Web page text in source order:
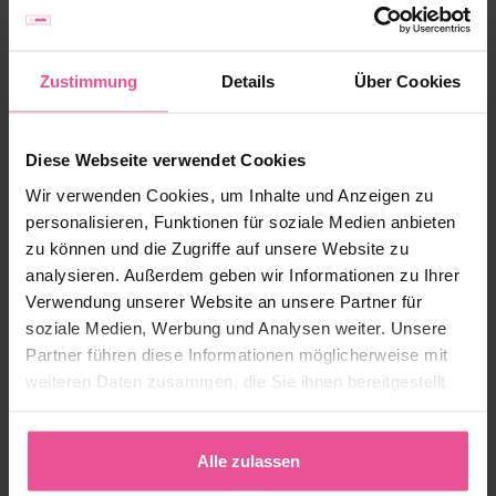
Zustimmung Details Über Cookies
Diese Webseite verwendet Cookies
Wir verwenden Cookies, um Inhalte und Anzeigen zu
personalisieren, Funktionen für soziale Medien anbieten
zu können und die Zugriffe auf unsere Website zu
analysieren. Außerdem geben wir Informationen zu Ihrer
Verwendung unserer Website an unsere Partner für
soziale Medien, Werbung und Analysen weiter. Unsere
Partner führen diese Informationen möglicherweise mit
weiteren Daten zusammen, die Sie ihnen bereitgestellt
gesammelt haben.
Alle zulassen
Zahlung, Versand, Retouren
Meistverkaufte Produkte